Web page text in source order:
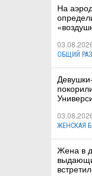
На
ОБЩИЙ
ЖЕНСКАЯ
Жена в